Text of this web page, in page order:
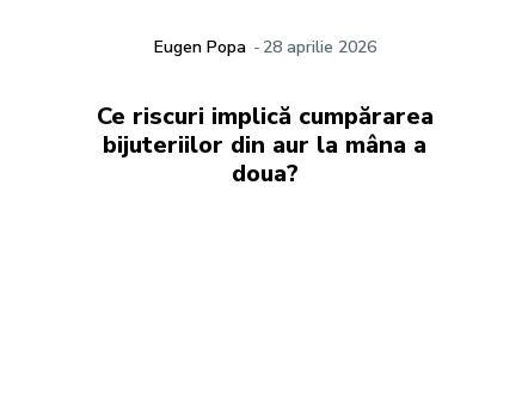
Eugen Popa - 28 aprilie 2026
Ce riscuri implică cumpărarea
bijuteriilor din aur la mâna a
doua?